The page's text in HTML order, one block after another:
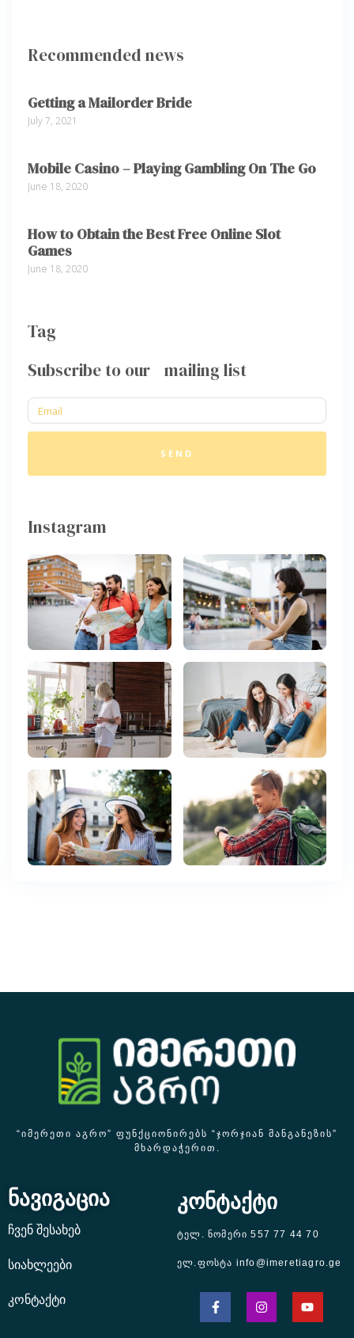
Recommended news
Getting a Mailorder Bride
July 7, 2021
Mobile Casino – Playing Gambling On The Go
June 18, 2020
How to Obtain the Best Free Online Slot
Games
June 18, 2020
Tag
Subscribe to our mailing list
SEND
Instagram
“ᲘᲛᲔᲠᲔᲗᲘ ᲐᲒᲠᲝ” ᲤᲣᲜᲥᲪᲘᲝᲜᲘᲠᲔᲑᲡ “ᲯᲝᲠᲯᲘᲐᲜ ᲛᲐᲜᲒᲐᲜᲔᲖᲘᲡ”
ᲛᲮᲐᲠᲓᲐᲭᲔᲠᲘᲗ.
ნავიგაცია
ჩვენ შესახებ
სიახლეები
კონტაქტი
კონტაქტი
ტელ. ნომერი 557 77 44 70
ელ.ფოსტა info@imeretiagro.ge